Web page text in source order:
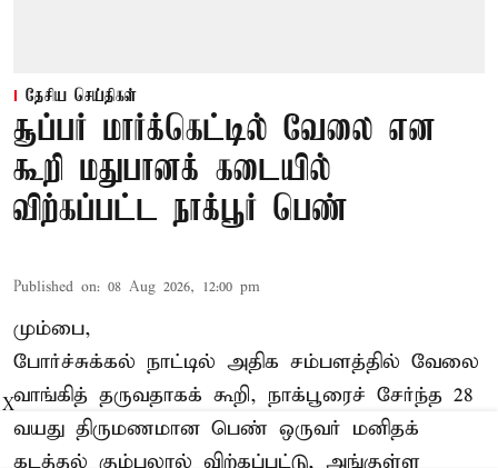
தேசிய செய்திகள்
சூப்பர் மார்க்கெட்டில் வேலை என
கூறி மதுபானக் கடையில்
விற்கப்பட்ட நாக்பூர் பெண்
Published on: 08 Aug 2026, 12:00 pm
மும்பை,
போர்ச்சுக்கல் நாட்டில் அதிக சம்பளத்தில் வேலை
வாங்கித் தருவதாகக் கூறி, நாக்பூரைச் சேர்ந்த 28
வயது திருமணமான பெண் ஒருவர் மனிதக்
கடத்தல் கும்பலால் விற்கப்பட்டு, அங்குள்ள
X